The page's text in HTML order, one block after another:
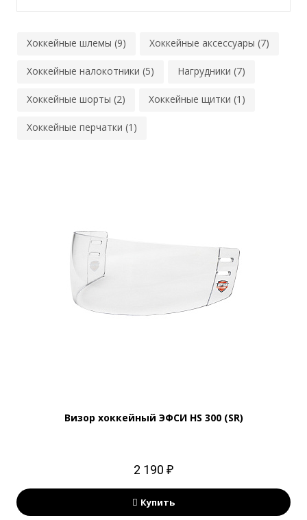
Хоккейные шлемы (9) Хоккейные аксессуары (7)
Хоккейные налокотники (5) Нагрудники (7)
Хоккейные шорты (2) Хоккейные щитки (1)
Хоккейные перчатки (1)
Визор хоккейный ЭФСИ HS 300 (SR)
2 190 ₽
Купить